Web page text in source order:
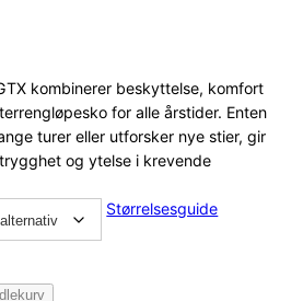
kombinerer beskyttelse, komfort
for alle årstider. Enten
turer eller utforsker nye stier, gir
og ytelse i krevende
Størrelsesguide